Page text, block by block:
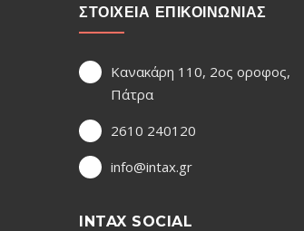
ΣΤΟΙΧΕΙΑ ΕΠΙΚΟΙΝΩΝΙΑΣ
Κανακάρη 110, 2ος οροφος,
Πάτρα
2610 240120
info@intax.gr
INTAX SOCIAL